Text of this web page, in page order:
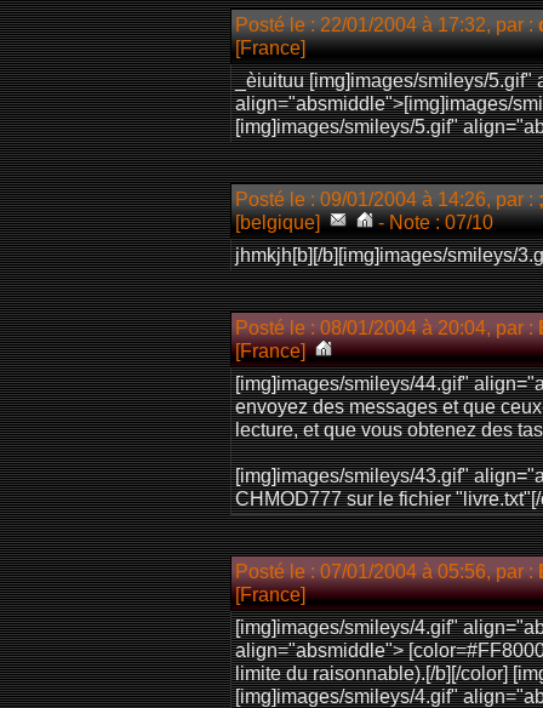
Posté le : 22/01/2004 à 17:32, par :
[France]
_èiuituu [img]images/smileys/
align="absmiddle">[img]images/
[img]images/smileys/5.gif"
Posté le : 09/01/2004 à 14:26, par :
[belgique]
- Note : 07/10
jhmkjh[b][/b][img]images/smileys/
Posté le : 08/01/2004 à 20:04, par :
[France]
[img]images/smileys/44.gif"
envoyez des messages et que
lecture, et que vous obtenez des
[img]images/smileys/43.gif"
CHMOD777 sur le fichier
Posté le : 07/01/2004 à 05:56, par :
[France]
[img]images/smileys/4.gif"
align="absmiddle">
limite du raisonnable).[/b][/color]
[img]images/smileys/4.gif"